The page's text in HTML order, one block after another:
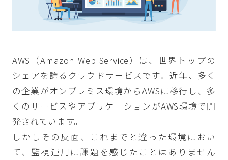
AWS（Amazon Web Service）は、世界トップの
シェアを誇るクラウドサービスです。近年、多く
の企業がオンプレミス環境からAWSに移行し、多
くのサービスやアプリケーションがAWS環境で開
発されています。
しかしその反面、これまでと違った環境におい
て、監視運用に課題を感じたことはありません